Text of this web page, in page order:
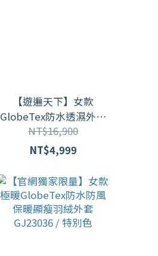
【遊遍天下】女款
GlobeTex防水透濕外套
+無車縫拒水羽絨外套
KF3210003 / 二色
NT$16,900
NT$4,999